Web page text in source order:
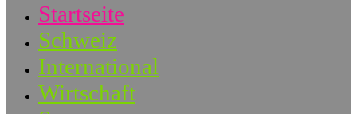
Startseite
Schweiz
International
Wirtschaft